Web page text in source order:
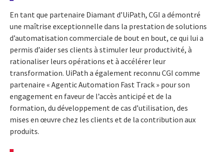
En tant que partenaire Diamant d’UiPath, CGI a démontré
une maîtrise exceptionnelle dans la prestation de solutions
d’automatisation commerciale de bout en bout, ce qui lui a
permis d’aider ses clients à stimuler leur productivité, à
rationaliser leurs opérations et à accélérer leur
transformation. UiPath a également reconnu CGI comme
partenaire « Agentic Automation Fast Track » pour son
engagement en faveur de l’accès anticipé et de la
formation, du développement de cas d’utilisation, des
mises en œuvre chez les clients et de la contribution aux
produits.